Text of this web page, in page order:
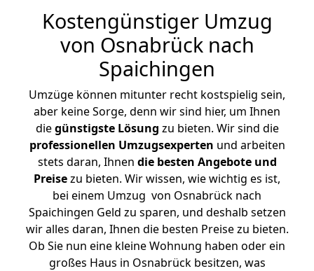
Kostengünstiger Umzug
von Osnabrück nach
Spaichingen
Umzüge können mitunter recht kostspielig sein,
aber keine Sorge, denn wir sind hier, um Ihnen
diegünstigste Lösung zu bieten. Wir sind die
professionellen Umzugsexperten und arbeiten
stets daran, Ihnen die besten Angebote und
Preisezu bieten. Wir wissen, wie wichtig es ist,
bei einem Umzug von Osnabrück nach
Spaichingen Geld zu sparen, und deshalb setzen
wir alles daran, Ihnen die besten Preise zu bieten.
Ob Sie nun eine kleine Wohnung haben oder ein
großes Haus in Osnabrück besitzen, was